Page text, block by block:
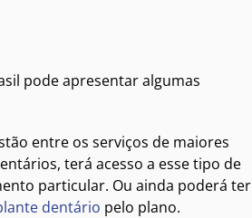
pode apresentar algumas
entre os serviços de maiores
terá acesso a esse tipo de
particular. Ou ainda poderá ter
dentário pelo plano.